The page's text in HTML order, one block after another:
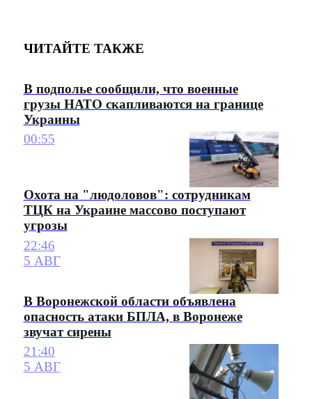
ЧИТАЙТЕ ТАКЖЕ
В подполье сообщили, что военные
грузы НАТО скапливаются на границе
Украины
00:55
Охота на "людоловов": сотрудникам
ТЦК на Украине массово поступают
угрозы
22:46
5 АВГ
В Воронежской области объявлена
опасность атаки БПЛА, в Воронеже
звучат сирены
21:40
5 АВГ